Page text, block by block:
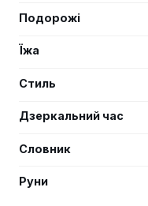
Подорожі
Їжа
Стиль
Дзеркальний час
Словник
Руни